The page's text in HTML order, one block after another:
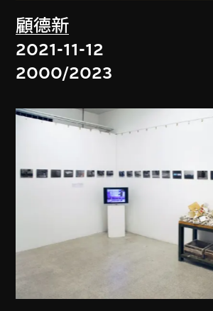
顧德新
2021-11-12
2000/2023